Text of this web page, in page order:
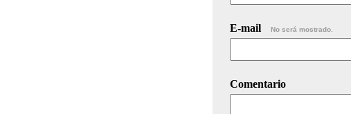
E-mail No será mostrado.
Comentario